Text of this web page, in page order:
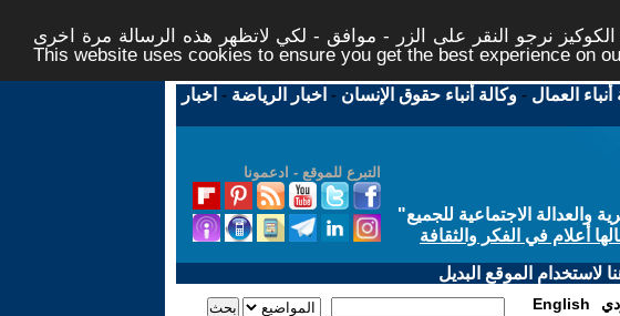
نرجو النقر على الزر - موافق - لكي لاتظهر هذه الرسالة مرة اخرى -
This website uses cookies to ensure you get the best experience on
أنباء العمال -وكالة أنباء حقوق الإنسان - اخبار الرياضة - اخبار
التبرع للموقع - ادعمونا
الاجتماعية للجميع"
أعلام في الفكر والثقافة
لاستخدام الموقع البديل
English